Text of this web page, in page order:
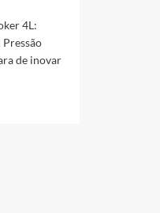
4L:
de inovar